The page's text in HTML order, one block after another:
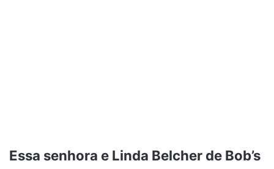
Essa senhora e Linda Belcher de Bob’s